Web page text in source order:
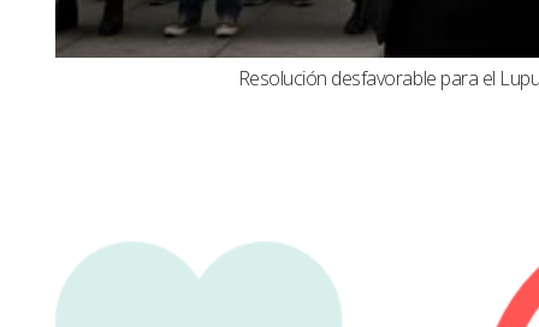
Resolución desfavorable para el